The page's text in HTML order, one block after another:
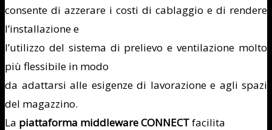
consente di azzerare i costi di cablaggio e di rendere
l’installazione e
l’utilizzo del sistema di prelievo e ventilazione molto
più flessibile in modo
da adattarsi alle esigenze di lavorazione e agli spazi
del magazzino.
La piattaforma middleware CONNECTfacilita